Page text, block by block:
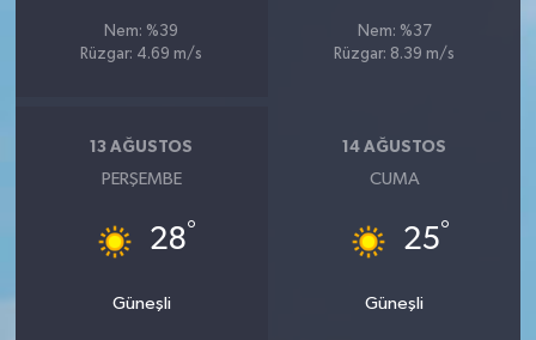
Nem: %39
Rüzgar: 4.69 m/s
Nem: %37
Rüzgar: 8.39 m/s
13 AĞUSTOS
PERŞEMBE
28°
Güneşli
14 AĞUSTOS
CUMA
25°
Güneşli